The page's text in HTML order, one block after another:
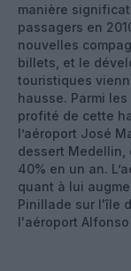
manière
passagers en
nouvelles
billets, et le
touristiques
hausse. Parmi
profité de cette
l’aéroport José
dessert Medellin,
40% en un an.
quant à lui
Pinillade sur l'île
l'aéroport Alfonso